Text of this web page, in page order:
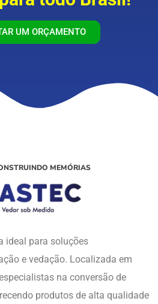
UM ORÇAMENTO
MEMÓRIAS
ideal para soluções
e vedação. Localizada em
na conversão de
produtos de alta qualidade